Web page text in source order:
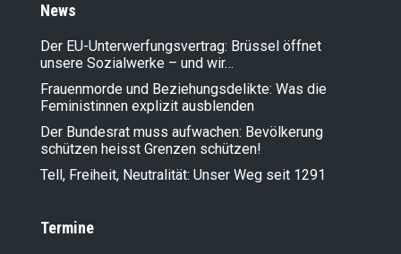
News
Der EU-Unterwerfungsvertrag: Brüssel öffnet
unsere Sozialwerke – und wir…
Frauenmorde und Beziehungsdelikte: Was die
Feministinnen explizit ausblenden
Der Bundesrat muss aufwachen: Bevölkerung
schützen heisst Grenzen schützen!
Tell, Freiheit, Neutralität: Unser Weg seit 1291
Termine